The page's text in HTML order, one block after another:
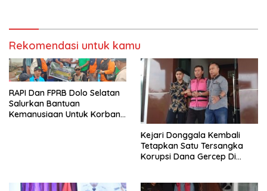
Rekomendasi untuk kamu
RAPI Dan FPRB Dolo Selatan
Salurkan Bantuan
Kemanusiaan Untuk Korban
Kejari Donggala Kembali
Tetapkan Satu Tersangka
Korupsi Dana Gercep Di